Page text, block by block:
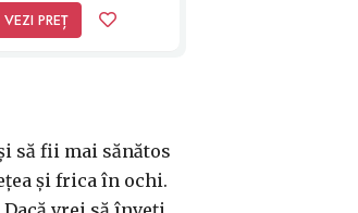
VEZI PREȚ
să fii mai sănătos
și frica în ochi.